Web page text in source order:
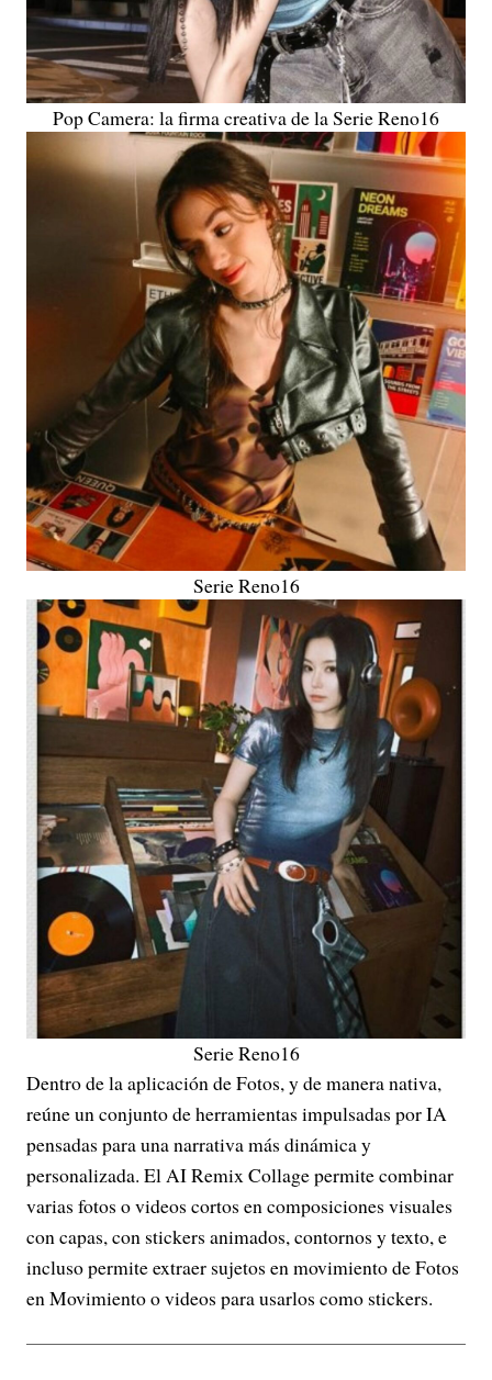
Pop Camera: la firma creativa de la Serie Reno16
Serie Reno16
Serie Reno16
Dentro de la aplicación de Fotos, y de manera nativa,
reúne un conjunto de herramientas impulsadas por IA
pensadas para una narrativa más dinámica y
personalizada. El AI Remix Collage permite combinar
varias fotos o videos cortos en composiciones visuales
con capas, con stickers animados, contornos y texto, e
incluso permite extraer sujetos en movimiento de Fotos
en Movimiento o videos para usarlos como stickers.